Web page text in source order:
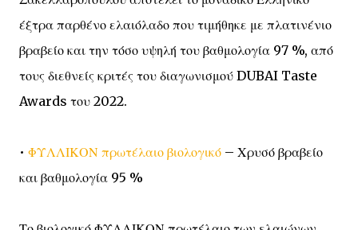
έξτρα παρθένο ελαιόλαδο που τιμήθηκε με πλατινένιο
βραβείο και την τόσο υψηλή του βαθμολογία 97 %, από
τους διεθνείς κριτές του διαγωνισμού DUBAI Taste
Awards του 2022.
• ΦΥΛΛΙΚΟΝ πρωτέλαιο βιολογικό – Χρυσό βραβείο
και βαθμολογία 95 %